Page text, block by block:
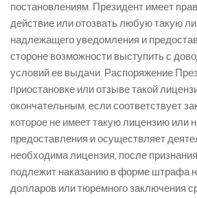
постановлениям. Президент имеет
действие или отозвать любую такую
надлежащего уведомления и
стороне возможности выступить с
условий ее выдачи. Распоряжение
приостановке или отзыве такой
окончательным, если соответствует
которое не имеет такую лицензию или
предоставления и осуществляет
необходима лицензия, после
подлежит наказанию в форме штрафа
долларов или тюремного заключения